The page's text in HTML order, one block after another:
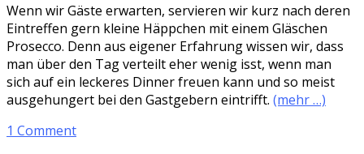
Wenn wir Gäste erwarten, servieren wir kurz nach deren
Eintreffen gern kleine Häppchen mit einem Gläschen
Prosecco. Denn aus eigener Erfahrung wissen wir, dass
man über den Tag verteilt eher wenig isst, wenn man
sich auf ein leckeres Dinner freuen kann und so meist
ausgehungert bei den Gastgebern eintrifft. (mehr …)
1 Comment